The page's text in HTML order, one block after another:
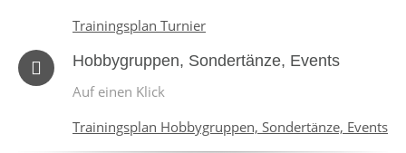
Trainingsplan Turnier
Hobbygruppen, Sondertänze, Events
Auf einen Klick
Trainingsplan Hobbygruppen, Sondertänze, Events